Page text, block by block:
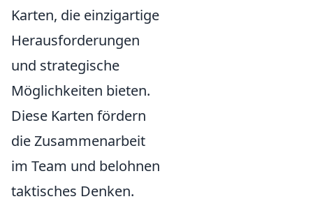
Karten, die einzigartige
Herausforderungen
und strategische
Möglichkeiten bieten.
Diese Karten fördern
die Zusammenarbeit
im Team und belohnen
taktisches Denken.